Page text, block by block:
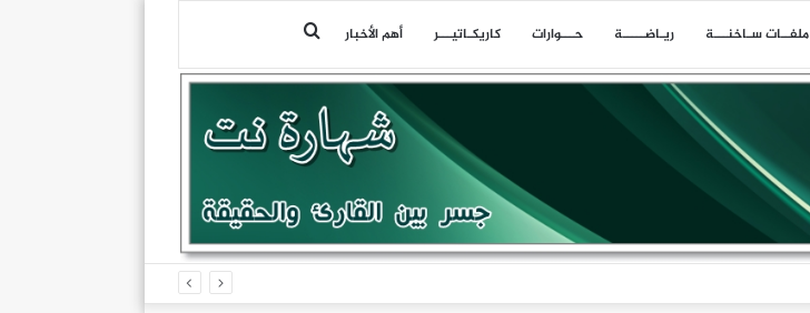
ملفــات سـاخنـــة ريـاضـــــة حـــوارات كاريكـاتيـــر أهم الأخبار بحث